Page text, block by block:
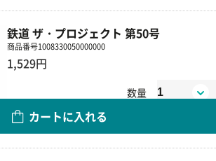
鉄道 ザ・プロジェクト 第50号
商品番号1008330050000000
1,529円
数量
カートに入れる